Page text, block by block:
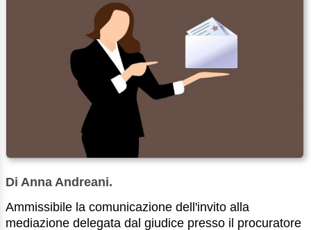
Di Anna Andreani.
Ammissibile la comunicazione dell'invito alla
mediazione delegata dal giudice presso il procuratore